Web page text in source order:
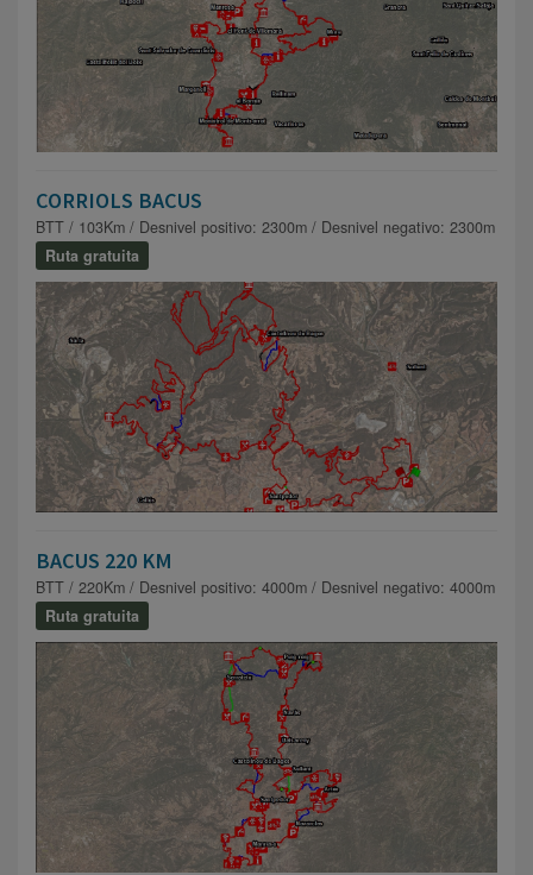
CORRIOLS BACUS
BTT / 103Km / Desnivel positivo: 2300m / Desnivel negativo: 2300m
Ruta gratuita
BACUS 220 KM
BTT / 220Km / Desnivel positivo: 4000m / Desnivel negativo: 4000m
Ruta gratuita